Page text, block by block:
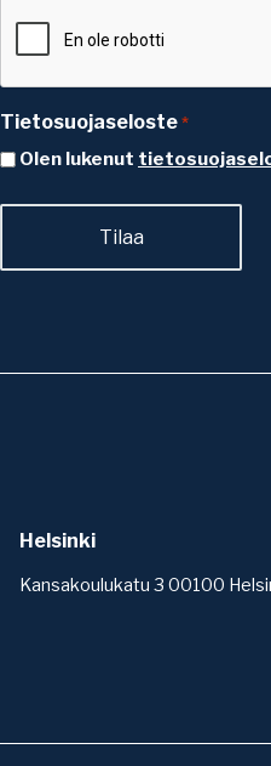
Tietosuojaseloste *
Olen lukenut
Helsinki
Kansakoulukatu 3 00100